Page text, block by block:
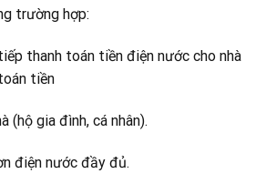
trường hợp:
thanh toán tiền điện nước cho nhà
tiền
(hộ gia đình, cá nhân).
điện nước đầy đủ.